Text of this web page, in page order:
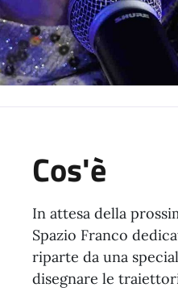
Cos'è
In attesa della
Spazio Franco
riparte da una
disegnare le